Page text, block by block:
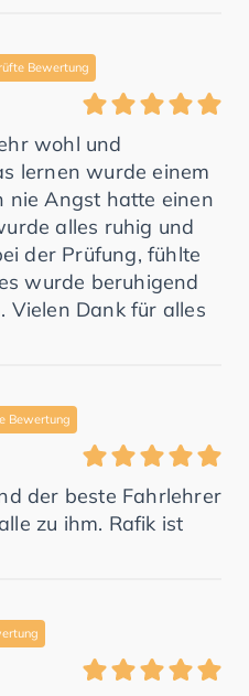
Bewertung
wohl und
lernen wurde einem
nie Angst hatte einen
alles ruhig und
der Prüfung, fühlte
wurde beruhigend
Vielen Dank für alles
Bewertung
der beste Fahrlehrer
zu ihm. Rafik ist